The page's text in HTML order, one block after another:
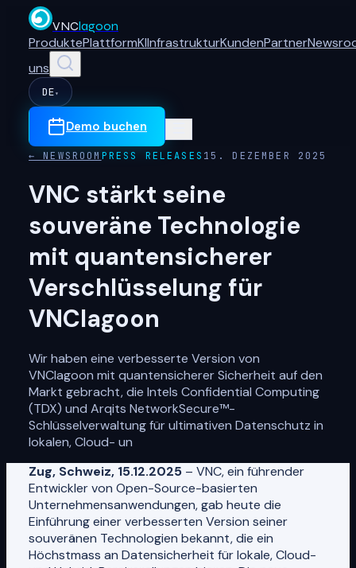
VNClagoon
ProduktePlattformKIInfrastrukturKundenPartner
uns
DE ▾
Demo buchen
← NEWSROOM PRESS RELEASES 15. DEZEMBER 2025
VNC stärkt seine
souveräne Technologie
mit quantensicherer
Verschlüsselung für
VNClagoon
Wir haben eine verbesserte Version von
VNClagoon mit quantensicherer Sicherheit auf den
Markt gebracht, die Intels Confidential Computing
(TDX) und Arqits NetworkSecure™️-
Schlüsselverwaltung für ultimativen Datenschutz in
lokalen, Cloud- un
Zug, Schweiz, 15.12.2025 – VNC, ein führender
Entwickler von Open-Source-basierten
Unternehmensanwendungen, gab heute die
Einführung einer verbesserten Version seiner
souveränen Technologien bekannt, die ein
Höchstmass an Datensicherheit für lokale, Cloud-